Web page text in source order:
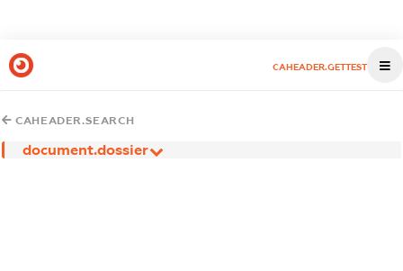
CAHEADER.GETTEST
CAHEADER.SEARCH
document.dossier